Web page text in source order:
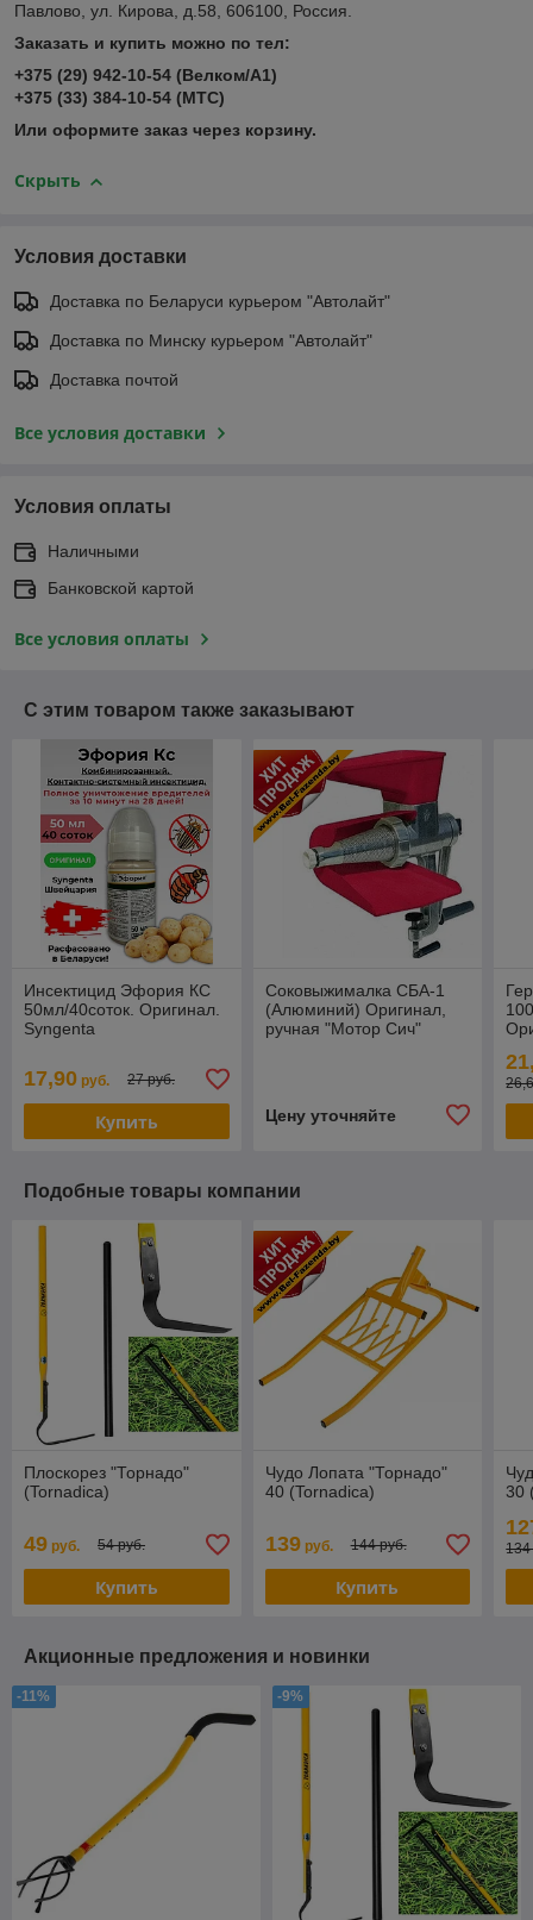
Павлово, ул. Кирова, д.58, 606100, Россия.
Заказать и купить можно по тел:
+375 (29) 942-10-54 (Велком/А1)
+375 (33) 384-10-54 (МТС)
Или оформите заказ через корзину.
Скрыть
Условия доставки
Доставка по Беларуси курьером "Автолайт"
Доставка по Минску курьером "Автолайт"
Доставка почтой
Все условия доставки
Условия оплаты
Наличными
Банковской картой
Все условия оплаты
С этим товаром также заказывают
Инсектицид Эфория КС
50мл/40соток. Оригинал.
Syngenta
17,90 руб. 27 руб.
Купить
Соковыжималка СБА-1
(Алюминий) Оригинал,
ручная "Мотор Сич"
Цену уточняйте
Подобные товары компании
Плоскорез "Торнадо"
(Tornadica)
49 руб. 54 руб.
Купить
Чудо Лопата "Торнадо"
40 (Tornadica)
139руб. 144 руб.
Купить
30
134
Акционные предложения и новинки
-11% -9%